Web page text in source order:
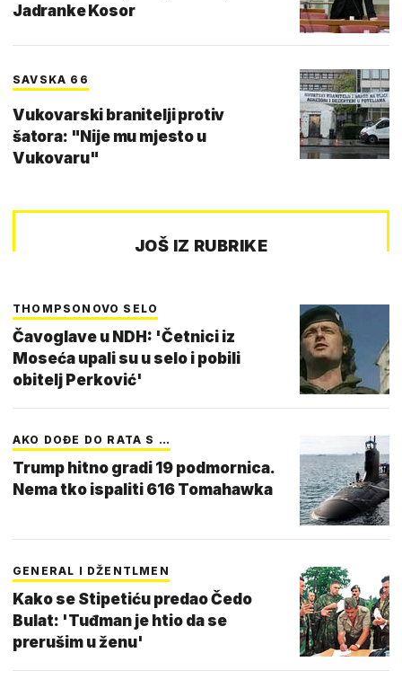
Jadranke Kosor
SAVSKA 66
Vukovarski branitelji protiv
šatora: "Nije mu mjesto u
Vukovaru"
JOŠ IZ RUBRIKE
THOMPSONOVO SELO
Čavoglave u NDH: 'Četnici iz
Moseća upali su u selo i pobili
obitelj Perković'
AKO DOĐE DO RATA S …
Trump hitno gradi 19 podmornica.
Nema tko ispaliti 616 Tomahawka
GENERAL I DŽENTLMEN
Kako se Stipetiću predao Čedo
Bulat: 'Tuđman je htio da se
prerušim u ženu'